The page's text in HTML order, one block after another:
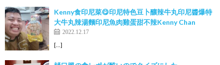
Kenny食印尼菜😋印尼特色豆卜釀辣牛丸印尼醬爆特
大牛丸辣湯麵印尼魚肉雞蛋甜不辣Kenny Chan
2022.12.17
[…]